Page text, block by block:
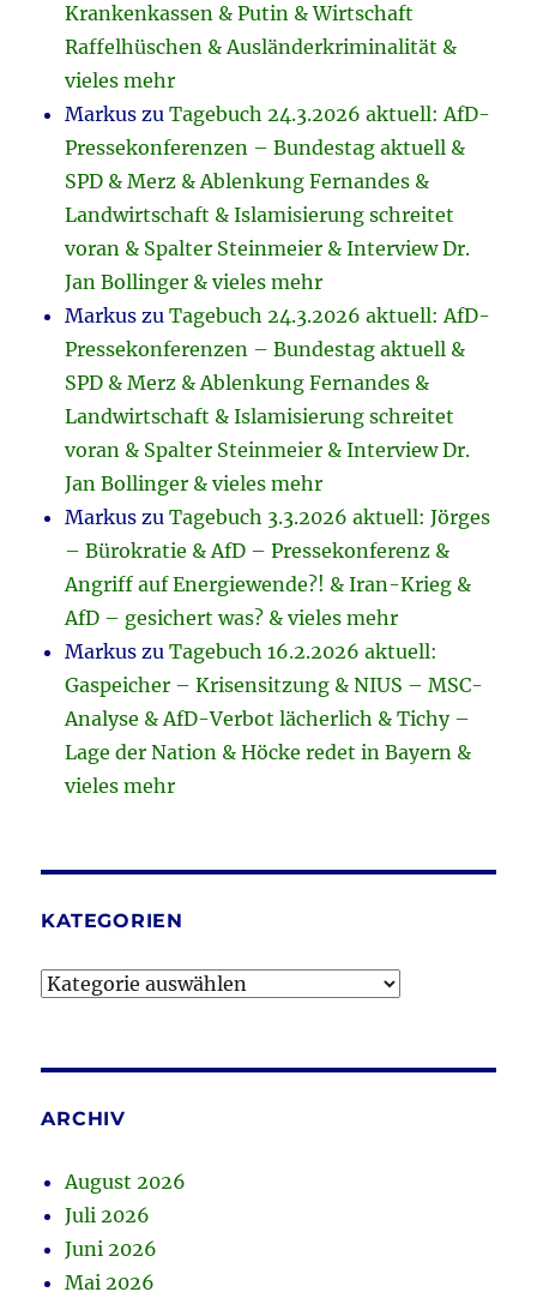
Krankenkassen & Putin & Wirtschaft
Raffelhüschen & Ausländerkriminalität &
vieles mehr
Markus zuTagebuch 24.3.2026 aktuell: AfD-
Pressekonferenzen – Bundestag aktuell &
SPD & Merz & Ablenkung Fernandes &
Landwirtschaft & Islamisierung schreitet
voran & Spalter Steinmeier & Interview Dr.
Jan Bollinger & vieles mehr
Markus zuTagebuch 24.3.2026 aktuell: AfD-
Pressekonferenzen – Bundestag aktuell &
SPD & Merz & Ablenkung Fernandes &
Landwirtschaft & Islamisierung schreitet
voran & Spalter Steinmeier & Interview Dr.
Jan Bollinger & vieles mehr
Markus zuTagebuch 3.3.2026 aktuell: Jörges
– Bürokratie & AfD – Pressekonferenz &
Angriff auf Energiewende?! & Iran-Krieg &
AfD – gesichert was? & vieles mehr
Markus zuTagebuch 16.2.2026 aktuell:
Gaspeicher – Krisensitzung & NIUS – MSC-
Analyse & AfD-Verbot lächerlich & Tichy –
Lage der Nation & Höcke redet in Bayern &
vieles mehr
KATEGORIEN
Kategorien
ARCHIV
August 2026
Juli 2026
Juni 2026
Mai 2026